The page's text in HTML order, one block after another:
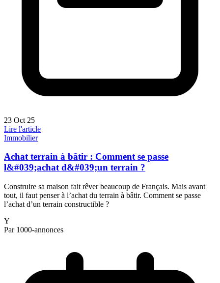
23 Oct 25
Lire l'article
Immobilier
Achat terrain à bâtir : Comment se passe
l&#039;achat d&#039;un terrain ?
Construire sa maison fait rêver beaucoup de Français. Mais avant
tout, il faut penser à l’achat du terrain à bâtir. Comment se passe
l’achat d’un terrain constructible ?
Y
Par 1000-annonces